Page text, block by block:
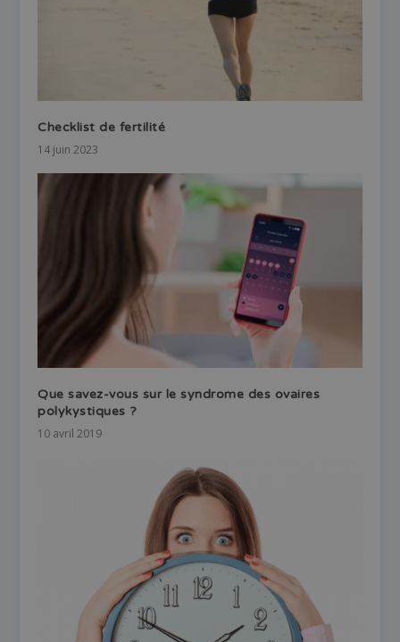
Checklist de fertilité
14 juin 2023
Que savez-vous sur le syndrome des ovaires
polykystiques ?
10 avril 2019